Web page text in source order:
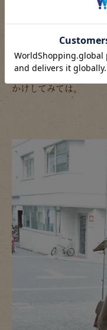
気温が上がってくると
ッグをかけたりするの
そんな時はクラッチバ
かけしてみては。